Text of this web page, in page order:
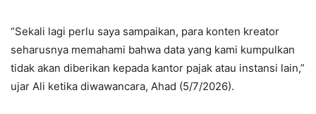
“Sekali lagi perlu saya sampaikan, para konten kreator
seharusnya memahami bahwa data yang kami kumpulkan
tidak akan diberikan kepada kantor pajak atau instansi lain,”
ujar Ali ketika diwawancara, Ahad (5/7/2026).